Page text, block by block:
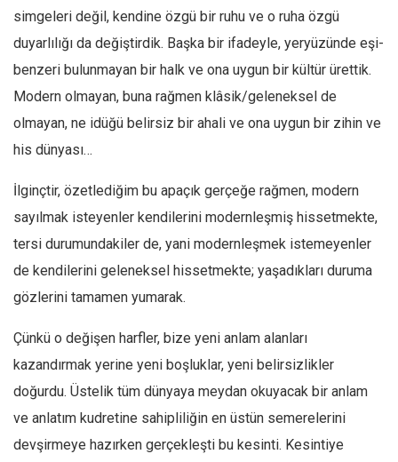
simgeleri değil, kendine özgü bir ruhu ve o ruha özgü
duyarlılığı da değiştirdik. Başka bir ifadeyle, yeryüzünde eşi-
benzeri bulunmayan bir halk ve ona uygun bir kültür ürettik.
Modern olmayan, buna rağmen klâsik/geleneksel de
olmayan, ne idüğü belirsiz bir ahali ve ona uygun bir zihin ve
his dünyası…
İlginçtir, özetlediğim bu apaçık gerçeğe rağmen, modern
sayılmak isteyenler kendilerini modernleşmiş hissetmekte,
tersi durumundakiler de, yani modernleşmek istemeyenler
de kendilerini geleneksel hissetmekte; yaşadıkları duruma
gözlerini tamamen yumarak.
Çünkü o değişen harfler, bize yeni anlam alanları
kazandırmak yerine yeni boşluklar, yeni belirsizlikler
doğurdu. Üstelik tüm dünyaya meydan okuyacak bir anlam
ve anlatım kudretine sahipliliğin en üstün semerelerini
devşirmeye hazırken gerçekleşti bu kesinti. Kesintiye